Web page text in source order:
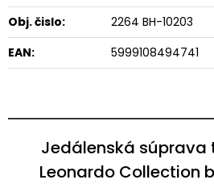
Obj. čislo:
2264 BH-10203
EAN:
5999108494741
Jedálenská súprava
Leonardo Collection